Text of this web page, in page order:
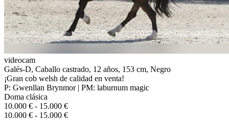
videocam
Galés-D, Caballo castrado, 12 años, 153 cm, Negro
¡Gran cob welsh de calidad en venta!
P: Gwenllan Brynmor | PM: laburnum magic
Doma clásica
10.000 € - 15.000 €
10.000 € - 15.000 €